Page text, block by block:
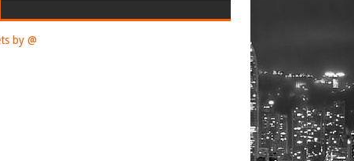
by @